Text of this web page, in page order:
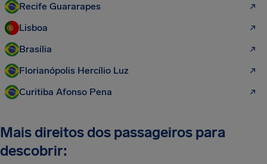
Recife Guararapes
Lisboa
Brasília
Florianópolis Hercílio Luz
Curitiba Afonso Pena
Mais direitos dos passageiros para
descobrir: